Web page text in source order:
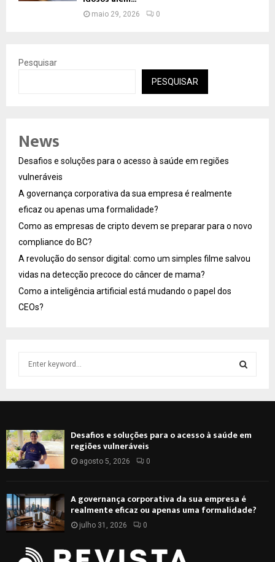
maio 29, 2026 0
Pesquisar
PESQUISAR
News
Desafios e soluções para o acesso à saúde em regiões
vulneráveis
A governança corporativa da sua empresa é realmente
eficaz ou apenas uma formalidade?
Como as empresas de cripto devem se preparar para o novo
compliance do BC?
A revolução do sensor digital: como um simples filme salvou
vidas na detecção precoce do câncer de mama?
Como a inteligência artificial está mudando o papel dos
CEOs?
f
o
r
A
H
Desafios e soluções para o acesso à saúde em
regiões vulneráveis
agosto 5, 2026 0
A governança corporativa da sua empresa é
realmente eficaz ou apenas uma formalidade?
julho 31, 2026 0